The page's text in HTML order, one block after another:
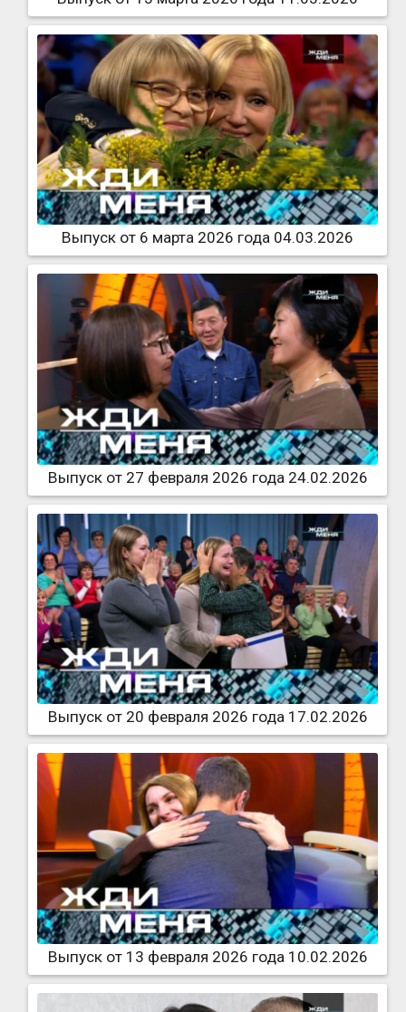
Выпуск от 6 марта 2026 года 04.03.2026
Выпуск от 27 февраля 2026 года 24.02.2026
Выпуск от 20 февраля 2026 года 17.02.2026
Выпуск от 13 февраля 2026 года 10.02.2026